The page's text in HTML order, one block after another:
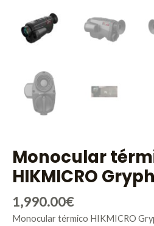
Monocular
HIKMICRO
1,990.00€
Monocular térmico HIKMICRO